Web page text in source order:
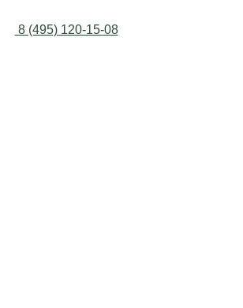
8 (495) 120-15-08